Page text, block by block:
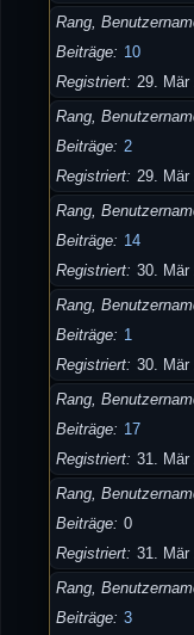
Rang,
Beiträge
10
Registriert 29. Mär
Rang,
Beiträge 2
Registriert 29. Mär
Rang,
Beiträge
14
Registriert 30. Mär
Rang,
Beiträge
1
Registriert 30. Mär
Rang,
Beiträge
17
Registriert 31. Mär
Rang,
Beiträge 0
Registriert 31. Mär
Rang,
Beiträge 3